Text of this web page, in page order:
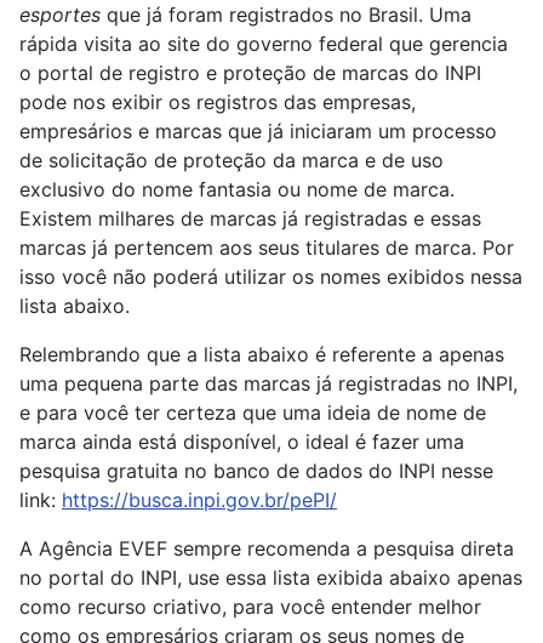
esportes que já foram registrados no Brasil. Uma
rápida visita ao site do governo federal que gerencia
o portal de registro e proteção de marcas do INPI
pode nos exibir os registros das empresas,
empresários e marcas que já iniciaram um processo
de solicitação de proteção da marca e de uso
exclusivo do nome fantasia ou nome de marca.
Existem milhares de marcas já registradas e essas
marcas já pertencem aos seus titulares de marca. Por
isso você não poderá utilizar os nomes exibidos nessa
lista abaixo.
Relembrando que a lista abaixo é referente a apenas
uma pequena parte das marcas já registradas no INPI,
e para você ter certeza que uma ideia de nome de
marca ainda está disponível, o ideal é fazer uma
pesquisa gratuita no banco de dados do INPI nesse
link: https://busca.inpi.gov.br/pePI/
A Agência EVEF sempre recomenda a pesquisa direta
no portal do INPI, use essa lista exibida abaixo apenas
como recurso criativo, para você entender melhor
como os empresários criaram os seus nomes de